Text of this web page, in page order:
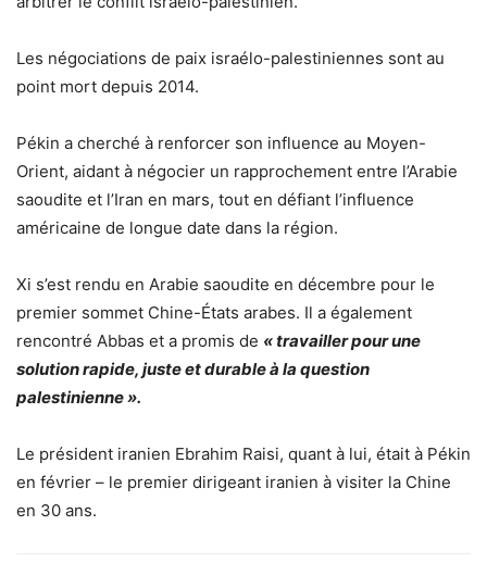
Les négociations de paix israélo-palestiniennes sont au
point mort depuis 2014.
Pékin a cherché à renforcer son influence au Moyen-
Orient, aidant à négocier un rapprochement entre l’Arabie
saoudite et l’Iran en mars, tout en défiant l’influence
américaine de longue date dans la région.
Xi s’est rendu en Arabie saoudite en décembre pour le
premier sommet Chine-États arabes. Il a également
rencontré Abbas et a promis de « travailler pour une
solution rapide, juste et durable à la question
palestinienne ».
Le président iranien Ebrahim Raisi, quant à lui, était à Pékin
en février – le premier dirigeant iranien à visiter la Chine
en 30 ans.